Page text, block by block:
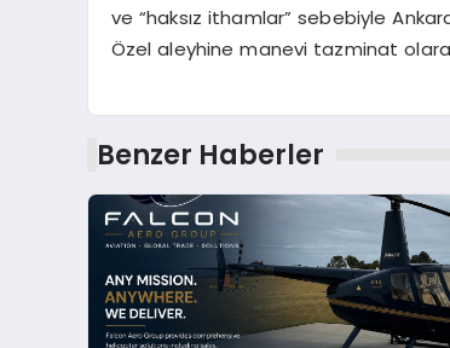
ve “haksız ithamlar” sebebiyle
Özel aleyhine manevi tazminat
Benzer Haberler